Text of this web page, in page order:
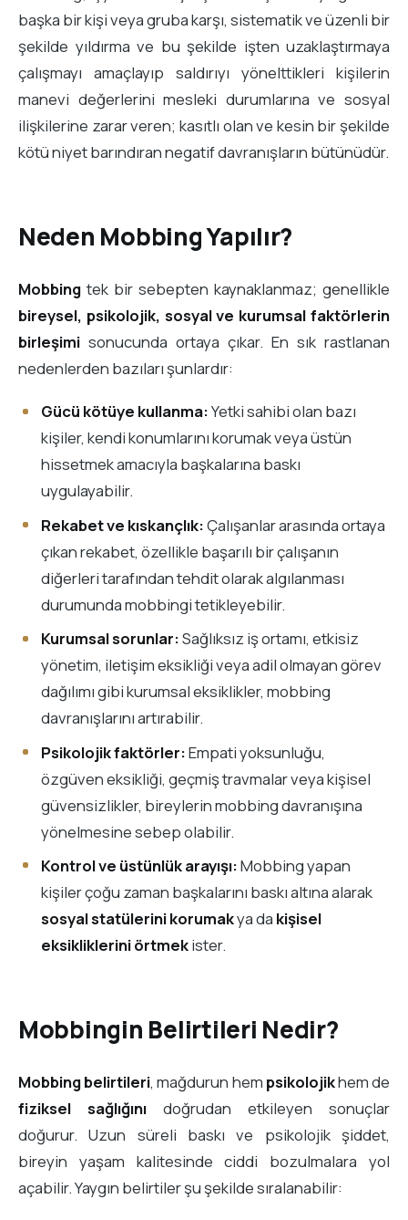
başka bir kişi veya gruba karşı, sistematik ve üzenli bir
şekilde yıldırma ve bu şekilde işten uzaklaştırmaya
çalışmayı amaçlayıp saldırıyı yönelttikleri kişilerin
manevi değerlerini mesleki durumlarına ve sosyal
ilişkilerine zarar veren; kasıtlı olan ve kesin bir şekilde
kötü niyet barındıran negatif davranışların bütünüdür.
Neden Mobbing Yapılır?
Mobbing tek bir sebepten kaynaklanmaz; genellikle
bireysel, psikolojik, sosyal ve kurumsal faktörlerin
birleşimi sonucunda ortaya çıkar. En sık rastlanan
nedenlerden bazıları şunlardır:
Gücü kötüye kullanma:Yetki sahibi olan bazı
kişiler, kendi konumlarını korumak veya üstün
hissetmek amacıyla başkalarına baskı
uygulayabilir.
Rekabet ve kıskançlık:Çalışanlar arasında ortaya
çıkan rekabet, özellikle başarılı bir çalışanın
diğerleri tarafından tehdit olarak algılanması
durumunda mobbingi tetikleyebilir.
Kurumsal sorunlar:Sağlıksız iş ortamı, etkisiz
yönetim, iletişim eksikliği veya adil olmayan görev
dağılımı gibi kurumsal eksiklikler, mobbing
davranışlarını artırabilir.
Psikolojik faktörler:Empati yoksunluğu,
özgüven eksikliği, geçmiş travmalar veya kişisel
güvensizlikler, bireylerin mobbing davranışına
yönelmesine sebep olabilir.
Kontrol ve üstünlük arayışı:Mobbing yapan
kişiler çoğu zaman başkalarını baskı altına alarak
sosyal statülerini korumakya da kişisel
eksikliklerini örtmekister.
Mobbingin Belirtileri Nedir?
Mobbing belirtileri, mağdurun hem psikolojikhem de
fiziksel sağlığını doğrudan etkileyen sonuçlar
doğurur. Uzun süreli baskı ve psikolojik şiddet,
bireyin yaşam kalitesinde ciddi bozulmalara yol
açabilir. Yaygın belirtiler şu şekilde sıralanabilir: